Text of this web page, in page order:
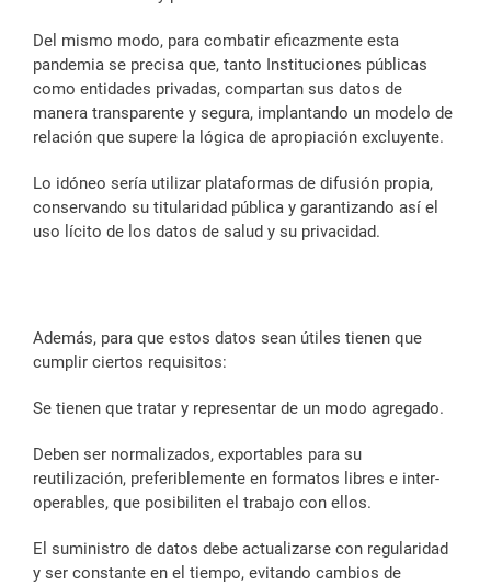
Del mismo modo, para combatir eficazmente esta
pandemia se precisa que, tanto Instituciones públicas
como entidades privadas, compartan sus datos de
manera transparente y segura, implantando un modelo de
relación que supere la lógica de apropiación excluyente.
Lo idóneo sería utilizar plataformas de difusión propia,
conservando su titularidad pública y garantizando así el
uso lícito de los datos de salud y su privacidad.
Además, para que estos datos sean útiles tienen que
cumplir ciertos requisitos:
Se tienen que tratar y representar de un modo agregado.
Deben ser normalizados, exportables para su
reutilización, preferiblemente en formatos libres e inter-
operables, que posibiliten el trabajo con ellos.
El suministro de datos debe actualizarse con regularidad
y ser constante en el tiempo, evitando cambios de